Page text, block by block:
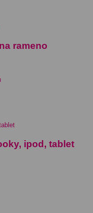
rameno
ipod, tablet